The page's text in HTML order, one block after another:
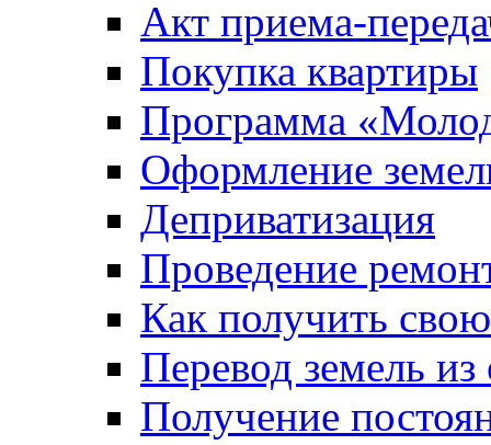
Акт приема-
Покупка квартиры
Программа
Оформление
Деприватизация
Проведение
Как получить
Перевод земель
Получение